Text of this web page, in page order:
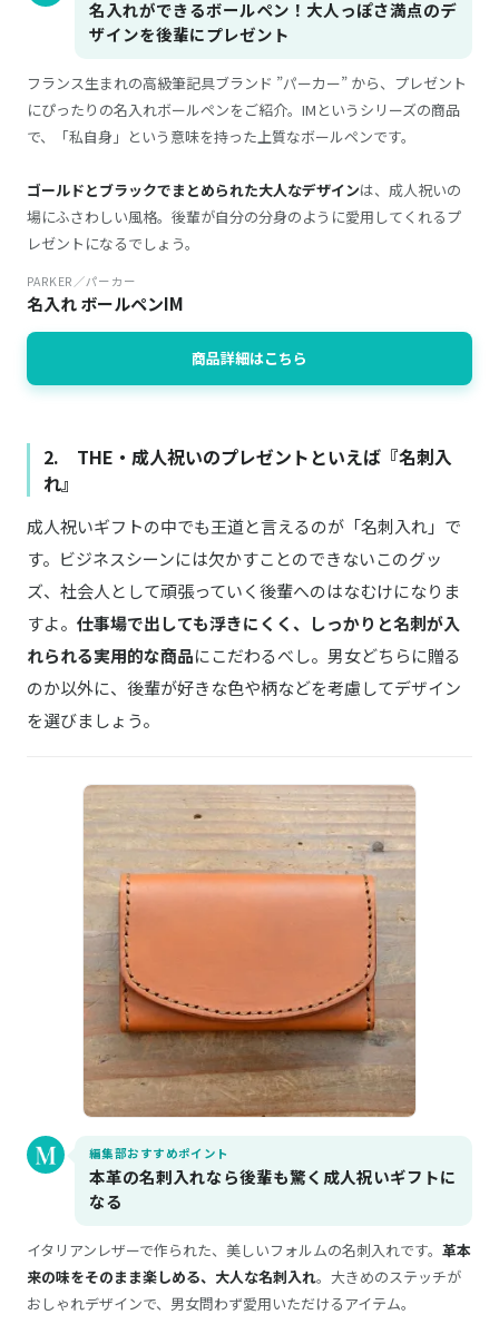
名入れができるボールペン！大人っぽさ満点のデ
ザインを後輩にプレゼント
フランス生まれの高級筆記具ブランド ”パーカー” から、プレゼント
にぴったりの名入れボールペンをご紹介。IMというシリーズの商品
で、「私自身」という意味を持った上質なボールペンです。
ゴールドとブラックでまとめられた大人なデザインは、成人祝いの
場にふさわしい風格。後輩が自分の分身のように愛用してくれるプ
レゼントになるでしょう。
PARKER／パーカー
名入れ ボールペンIM
商品詳細はこちら
2. THE・成人祝いのプレゼントといえば『名刺入
れ』
成人祝いギフトの中でも王道と言えるのが「名刺入れ」で
す。ビジネスシーンには欠かすことのできないこのグッ
ズ、社会人として頑張っていく後輩へのはなむけになりま
すよ。 仕事場で出しても浮きにくく、しっかりと名刺が入
れられる実用的な商品にこだわるべし。男女どちらに贈る
のか以外に、後輩が好きな色や柄などを考慮してデザイン
を選びましょう。
編集部おすすめポイント
本革の名刺入れなら後輩も驚く成人祝いギフトに
なる
イタリアンレザーで作られた、美しいフォルムの名刺入れです。 革本
来の味をそのまま楽しめる、大人な名刺入れ。大きめのステッチが
おしゃれデザインで、男女問わず愛用いただけるアイテム。